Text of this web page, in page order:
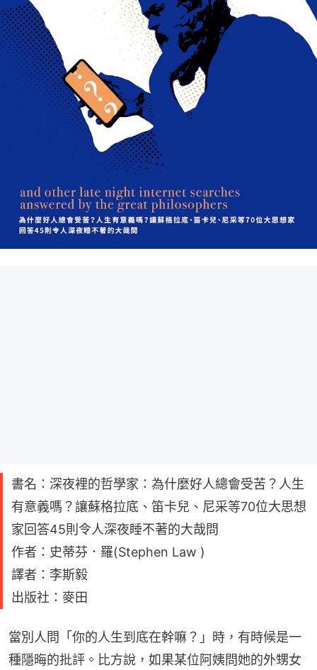
書名：深夜裡的哲學家：為什麼好人總會受苦？人生
有意義嗎？讓蘇格拉底、笛卡兒、尼采等70位大思想
家回答45則令人深夜睡不著的大哉問
作者：史蒂芬．羅(Stephen Law )
譯者：李斯毅
出版社：麥田
當別人問「你的人生到底在幹嘛？」時，有時候是一
種隱晦的批評。比方說，如果某位阿姨問她的外甥女